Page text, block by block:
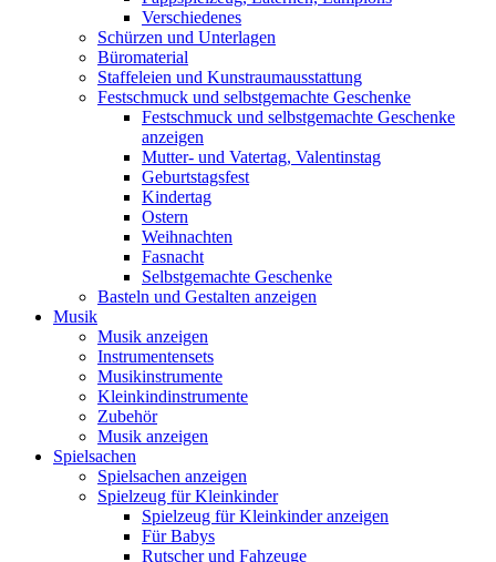
Verschiedenes
Schürzen und Unterlagen
Büromaterial
Staffeleien und Kunstraumausstattung
Festschmuck und selbstgemachte Geschenke
Festschmuck und selbstgemachte Geschenke
anzeigen
Mutter- und Vatertag, Valentinstag
Geburtstagsfest
Kindertag
Ostern
Weihnachten
Fasnacht
Selbstgemachte Geschenke
Basteln und Gestalten anzeigen
Musik
Musik anzeigen
Instrumentensets
Musikinstrumente
Kleinkindinstrumente
Zubehör
Musik anzeigen
Spielsachen
Spielsachen anzeigen
Spielzeug für Kleinkinder
Spielzeug für Kleinkinder anzeigen
Für Babys
Rutscher und Fahzeuge